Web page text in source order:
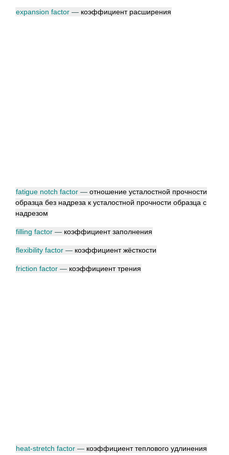
expansion factor — коэффициент расширения
fatigue notch factor — отношение усталостной прочности
образца без надреза к усталостной прочности образца с
надрезом
filling factor — коэффициент заполнения
flexibility factor — коэффициент жёсткости
friction factor — коэффициент трения
heat-stretch factor — коэффициент теплового удлинения